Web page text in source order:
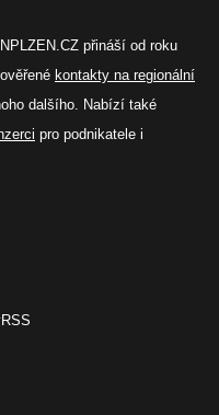
přináší od roku
kontakty na regionální
dalšího. Nabízí také
pro podnikatele i
RSS